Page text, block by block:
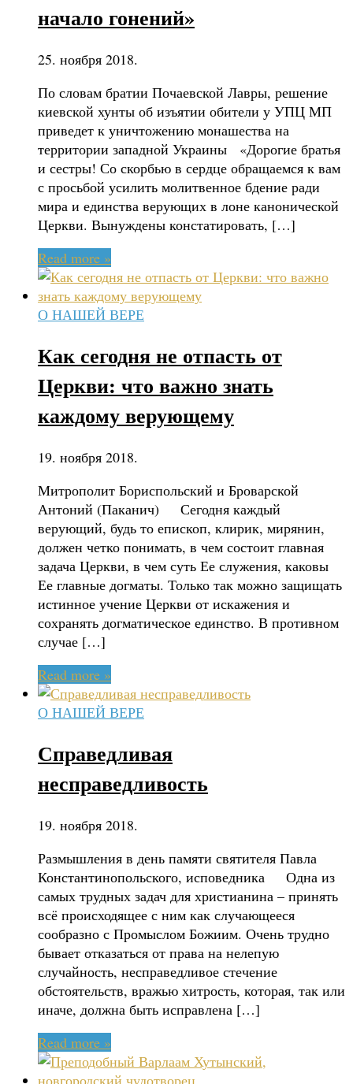
начало гонений»
25. ноября 2018.
По словам братии Почаевской Лавры, решение
киевской хунты об изъятии обители у УПЦ МП
приведет к уничтожению монашества на
территории западной Украины «Дорогие братья
и сестры! Со скорбью в сердце обращаемся к вам
с просьбой усилить молитвенное бдение ради
мира и единства верующих в лоне канонической
Церкви. Вынуждены констатировать, […]
Read more »
О НАШЕЙ ВЕРЕ
Как сегодня не отпасть от
Церкви: что важно знать
каждому верующему
19. ноября 2018.
Митрополит Бориспольский и Броварской
Антоний (Паканич) Сегодня каждый
верующий, будь то епископ, клирик, мирянин,
должен четко понимать, в чем состоит главная
задача Церкви, в чем суть Ее служения, каковы
Ее главные догматы. Только так можно защищать
истинное учение Церкви от искажения и
сохранять догматическое единство. В противном
случае […]
Read more »
О НАШЕЙ ВЕРЕ
Справедливая
несправедливость
19. ноября 2018.
Размышления в день памяти святителя Павла
Константинопольского, исповедника Одна из
самых трудных задач для христианина – принять
всё происходящее с ним как случающееся
сообразно с Промыслом Божиим. Очень трудно
бывает отказаться от права на нелепую
случайность, несправедливое стечение
обстоятельств, вражью хитрость, которая, так или
иначе, должна быть исправлена […]
Read more »